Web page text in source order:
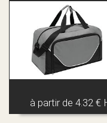
à partir de 4.32 €